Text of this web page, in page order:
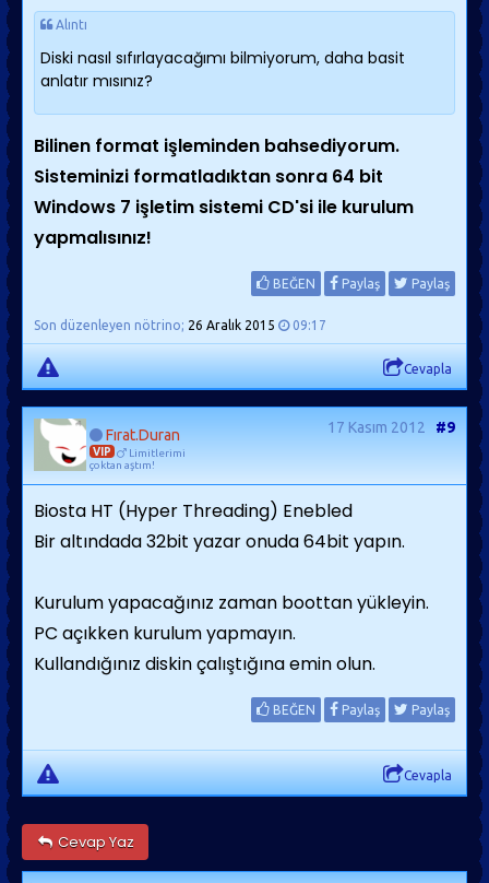
Alıntı
Diski nasıl sıfırlayacağımı bilmiyorum, daha basit
anlatır mısınız?
Bilinen format işleminden bahsediyorum.
Sisteminizi formatladıktan sonra 64 bit
Windows 7 işletim sistemi CD'si ile kurulum
yapmalısınız!
BEĞEN Paylaş Paylaş
Son düzenleyen nötrino; 26 Aralık 2015 09:17
Cevapla
Fırat.Duran
VIP
Limitlerimi
çoktan aştım!
17 Kasım 2012 #9
Biosta HT (Hyper Threading) Enebled
Bir altındada 32bit yazar onuda 64bit yapın.
Kurulum yapacağınız zaman boottan yükleyin.
PC açıkken kurulum yapmayın.
Kullandığınız diskin çalıştığına emin olun.
BEĞEN Paylaş Paylaş
Cevapla
Cevap Yaz